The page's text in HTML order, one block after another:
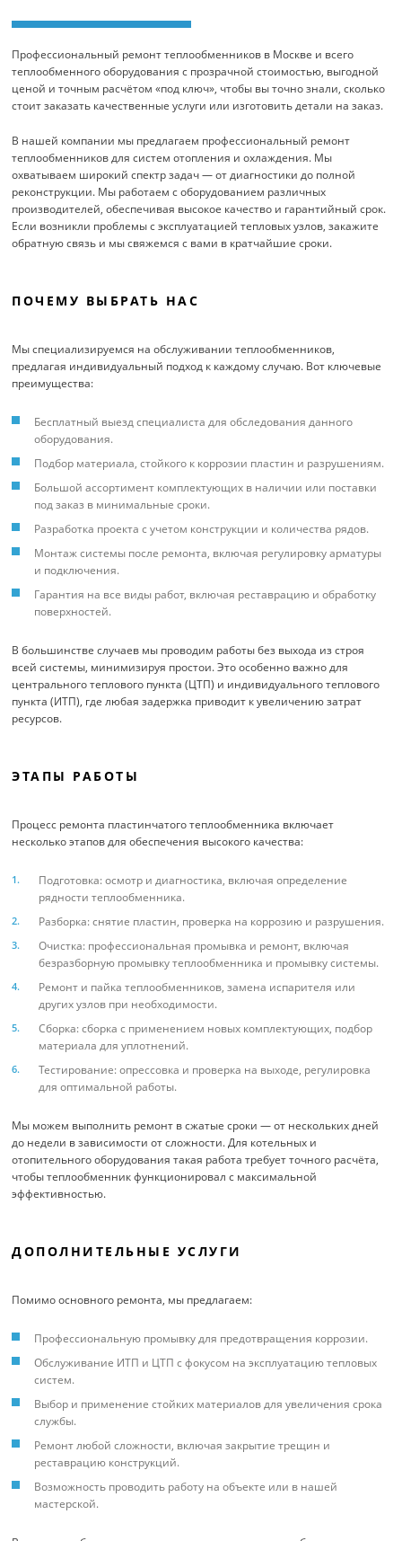
Профессиональный ремонт теплообменников в Москве и всего
теплообменного оборудования с прозрачной стоимостью, выгодной
ценой и точным расчётом «под ключ», чтобы вы точно знали, сколько
стоит заказать качественные услуги или изготовить детали на заказ.
В нашей компании мы предлагаем профессиональный ремонт
теплообменников для систем отопления и охлаждения. Мы
охватываем широкий спектр задач — от диагностики до полной
реконструкции. Мы работаем с оборудованием различных
производителей, обеспечивая высокое качество и гарантийный срок.
Если возникли проблемы с эксплуатацией тепловых узлов, закажите
обратную связь и мы свяжемся с вами в кратчайшие сроки.
ПОЧЕМУ ВЫБРАТЬ НАС
Мы специализируемся на обслуживании теплообменников,
предлагая индивидуальный подход к каждому случаю. Вот ключевые
преимущества:
Бесплатный выезд специалиста для обследования данного
оборудования.
Подбор материала, стойкого к коррозии пластин и разрушениям.
Большой ассортимент комплектующих в наличии или поставки
под заказ в минимальные сроки.
Разработка проекта с учетом конструкции и количества рядов.
Монтаж системы после ремонта, включая регулировку арматуры
и подключения.
Гарантия на все виды работ, включая реставрацию и обработку
поверхностей.
В большинстве случаев мы проводим работы без выхода из строя
всей системы, минимизируя простои. Это особенно важно для
центрального теплового пункта (ЦТП) и индивидуального теплового
пункта (ИТП), где любая задержка приводит к увеличению затрат
ресурсов.
ЭТАПЫ РАБОТЫ
Процесс ремонта пластинчатого теплообменника включает
несколько этапов для обеспечения высокого качества:
Подготовка: осмотр и диагностика, включая определение
рядности теплообменника.
Разборка: снятие пластин, проверка на коррозию и разрушения.
Очистка: профессиональная промывка и ремонт, включая
безразборную промывку теплообменника и промывку системы.
Ремонт и пайка теплообменников, замена испарителя или
других узлов при необходимости.
Сборка: сборка с применением новых комплектующих, подбор
материала для уплотнений.
Тестирование: опрессовка и проверка на выходе, регулировка
для оптимальной работы.
Мы можем выполнить ремонт в сжатые сроки — от нескольких дней
до недели в зависимости от сложности. Для котельных и
отопительного оборудования такая работа требует точного расчёта,
чтобы теплообменник функционировал с максимальной
эффективностью.
ДОПОЛНИТЕЛЬНЫЕ УСЛУГИ
Помимо основного ремонта, мы предлагаем:
Профессиональную промывку для предотвращения коррозии.
Обслуживание ИТП и ЦТП с фокусом на эксплуатацию тепловых
систем.
Выбор и применение стойких материалов для увеличения срока
службы.
Ремонт любой сложности, включая закрытие трещин и
реставрацию конструкций.
Возможность проводить работу на объекте или в нашей
мастерской.